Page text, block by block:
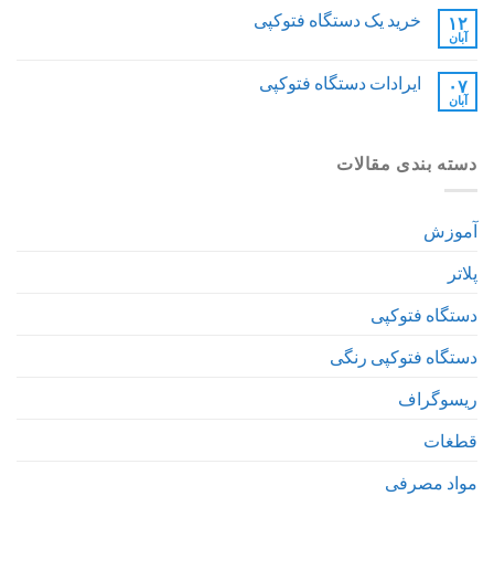
۱۲
آبان
خرید یک دستگاه فتوکپی
۰۷
آبان
ایرادات دستگاه فتوکپی
دسته بندی مقالات
آموزش
پلاتر
دستگاه فتوکپی
دستگاه فتوکپی رنگی
ریسوگراف
قطغات
مواد مصرفی